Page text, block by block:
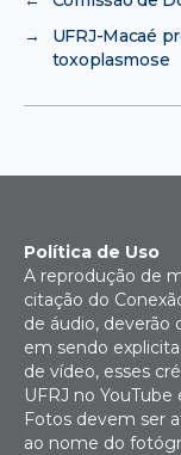
→
UFRJ-Macaé
toxoplasmose
Política de Uso
A reprodução de
citação do
de áudio, deverão
em sendo
de vídeo, esses
UFRJ no
Fotos devem ser
ao nome do